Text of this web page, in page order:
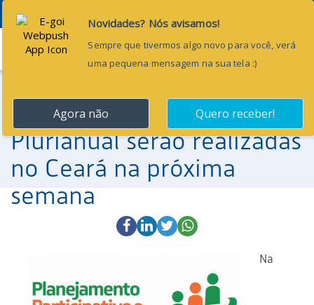
Menu
7 de julho de 2017
monitoramento do Plano
Plurianual serão realizadas
no Ceará na próxima
semana
Na